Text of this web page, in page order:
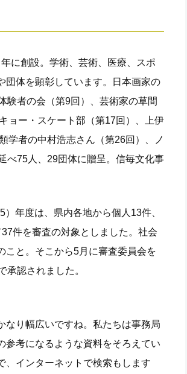
に創設。学術、芸術、医療、スポ
団体を顕彰しています。日本画家の
験者の会（第9回）、芸術家の草間
ョー・スケート部（第17回）、上伊
学者の中村浩志さん（第26回）、ノ
べ75人、29団体に贈呈。信毎文化事
年度は、県内各地から個人13件、
件を審査の対象としました。社会
こと。そこから5月に審査委員会を
認されました。
なり幅広いですね。私たちは事務局
参考になるような資料をそろえてい
、インターネットで検索もします